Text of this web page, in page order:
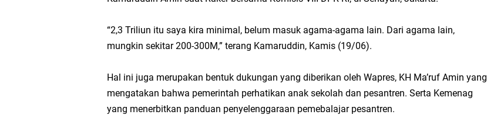
“2,3 Triliun itu saya kira minimal, belum masuk agama-agama lain. Dari agama lain,
mungkin sekitar 200-300M,” terang Kamaruddin, Kamis (19/06).
Hal ini juga merupakan bentuk dukungan yang diberikan oleh Wapres, KH Ma’ruf Amin yang
mengatakan bahwa pemerintah perhatikan anak sekolah dan pesantren. Serta Kemenag
yang menerbitkan panduan penyelenggaraan pemebalajar pesantren.